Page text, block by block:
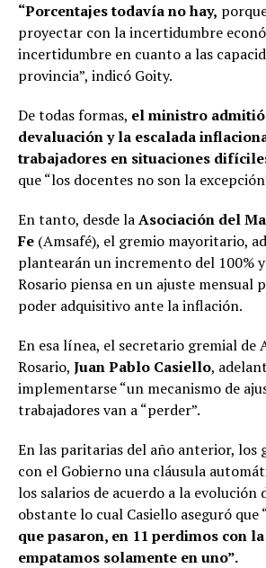
“Porcentajes todavía no hay,
proyectar con la incertidumbre
incertidumbre en cuanto a las
provincia”, indicó Goity.
De todas formas, el ministro admitió
devaluación y la escalada
trabajadores en situaciones
que “los docentes no son la
En tanto, desde laAsociación del
Fe (Amsafé), el gremio mayoritario,
plantearán un incremento del 100%
Rosario piensa en un ajuste mensual
poder adquisitivo ante la inflación.
En esa línea, el secretario gremial de
Rosario, Juan Pablo Casiello,
implementarse “un mecanismo de
trabajadores van a “perder”.
En las paritarias del año anterior, los
con el Gobierno una cláusula
los salarios de acuerdo a la evolución
obstante lo cual Casiello aseguró que
que pasaron, en 11 perdimos con
empatamos solamente en uno”.